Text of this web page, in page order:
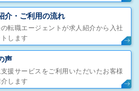
介・ご利用の流れ
転職エージェントが求人紹介から入社
します
声
援サービスをご利用いただいたお客様
します